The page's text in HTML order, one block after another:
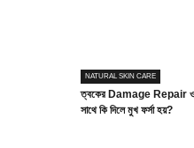
NATURAL SKIN CARE
ত্বকের Damage Repair ও
সাথে কি দিলে মুখ ফর্সা হয়?